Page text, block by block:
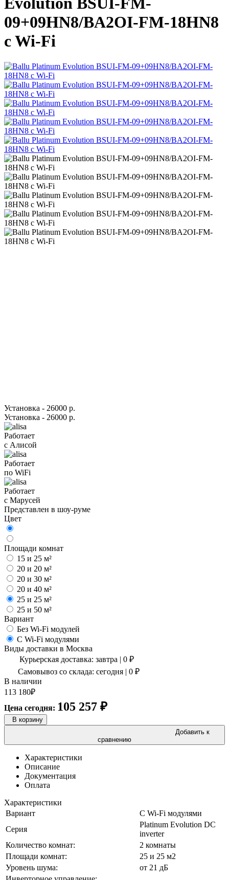
09+09HN8/BA2OI-FM-18HN8
c Wi-Fi
Установка - 26000 р.
Установка - 26000 р.
Работает
с Алисой
Работает
по WiFi
Работает
с Марусей
Представлен в шоу-руме
Цвет
Площади комнат
15 и 25 м²
20 и 20 м²
20 и 30 м²
20 и 40 м²
25 и 25 м²
25 и 50 м²
Вариант
Без Wi-Fi модулей
С Wi-Fi модулями
Виды доставки в Москва
Курьерская доставка: завтра | 0 ₽
Самовывоз со склада: сегодня | 0 ₽
В наличии
113 180₽
Цена сегодня: 105 257 ₽
В корзину
Добавить к
сравнению
Характеристики
Описание
Документация
Оплата
Характеристики
Вариант
С Wi-Fi модулями
Серия
Platinum Evolution DC
inverter
Количество комнат:
2 комнаты
Площади комнат:
25 и 25 м2
Уровень шума:
от 21 дБ